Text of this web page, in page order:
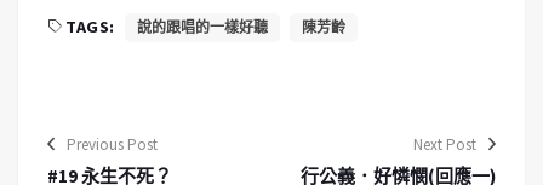
TAGS: 說的跟唱的一樣好聽 陳芳齡
Previous Post
#19 永生不死？
Next Post
行公義．好憐憫(回應一)